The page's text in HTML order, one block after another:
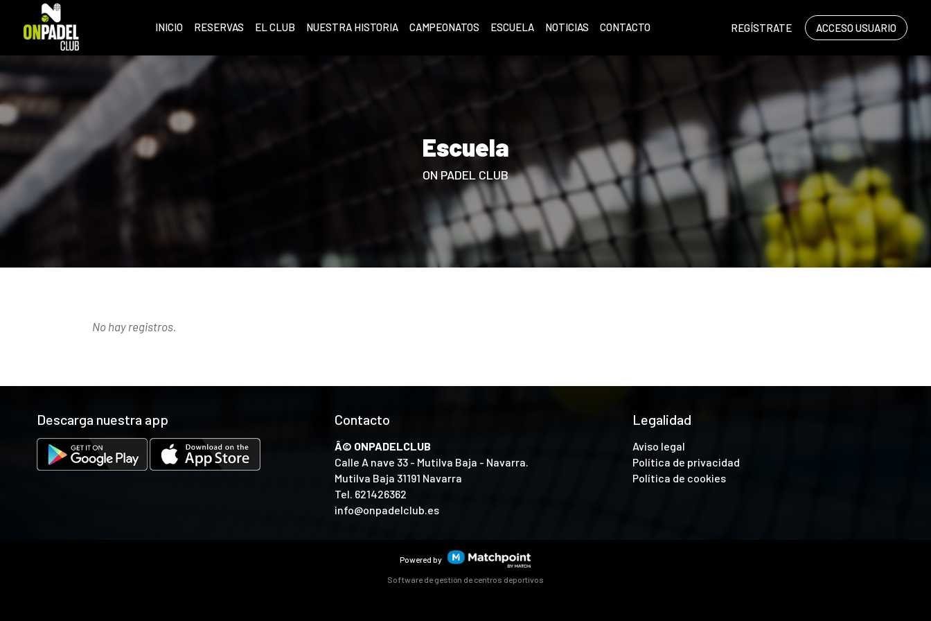
REGÍSTRATE ACCESO USUARIO
INICIO RESERVAS EL CLUB NUESTRA HISTORIA CAMPEONATOS ESCUELA NOTICIAS CONTACTO
Escuela
ON PADEL CLUB
No hay registros.
Descarga nuestra app Contacto
Â© ONPADELCLUB
Calle A nave 33 - Mutilva Baja - Navarra.
Mutilva Baja 31191 Navarra
Tel. 621426362
info@onpadelclub.es
Legalidad
Aviso legal
Política de privacidad
Política de cookies
Powered by
Software de gestión de centros deportivos